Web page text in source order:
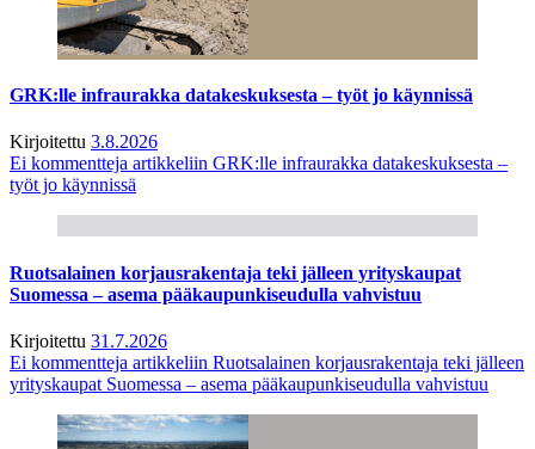
GRK:lle infraurakka datakeskuksesta – työt jo käynnissä
Kirjoitettu 3.8.2026
Ei kommentteja artikkeliin GRK:lle infraurakka datakeskuksesta –
työt jo käynnissä
Ruotsalainen korjausrakentaja teki jälleen yrityskaupat
Suomessa – asema pääkaupunkiseudulla vahvistuu
Kirjoitettu 31.7.2026
Ei kommentteja artikkeliin Ruotsalainen korjausrakentaja teki jälleen
yrityskaupat Suomessa – asema pääkaupunkiseudulla vahvistuu